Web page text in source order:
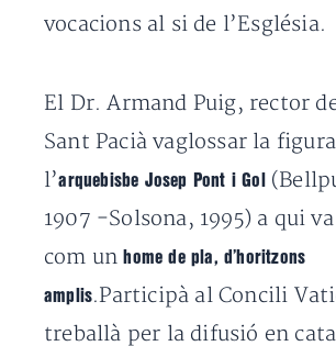
vocacions al si de l’Església.
El Dr. Armand Puig, rector
Sant Pacià vaglossar la
l’arquebisbe Josep Pont i Gol
1907 -Solsona, 1995) a qui
com unhome de pla, d’horitzons
amplis.Participà al Concili
treballà per la difusió en